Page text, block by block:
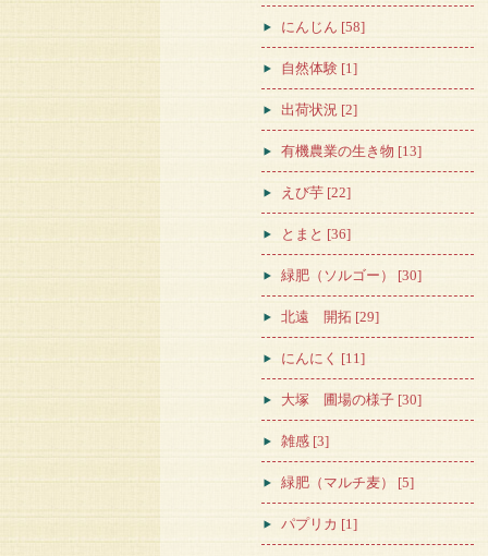
にんじん [58]
自然体験 [1]
出荷状況 [2]
有機農業の生き物 [13]
えび芋 [22]
とまと [36]
緑肥（ソルゴー） [30]
北遠 開拓 [29]
にんにく [11]
大塚 圃場の様子 [30]
雑感 [3]
緑肥（マルチ麦） [5]
パプリカ [1]